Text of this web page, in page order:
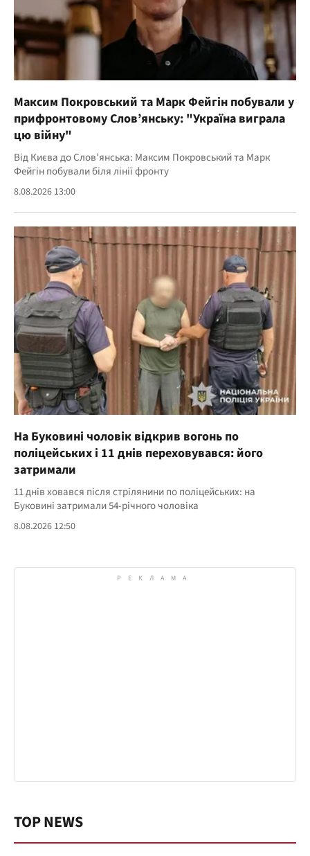
Максим Покровський та Марк Фейгін побували у
прифронтовому Слов’янську: "Україна виграла
цю війну"
Від Києва до Слов’янська: Максим Покровський та Марк
Фейгін побували біля лінії фронту
8.08.2026 13:00
На Буковині чоловік відкрив вогонь по
поліцейських і 11 днів переховувався: його
затримали
11 днів ховався після стрілянини по поліцейських: на
Буковині затримали 54-річного чоловіка
8.08.2026 12:50
TOP NEWS